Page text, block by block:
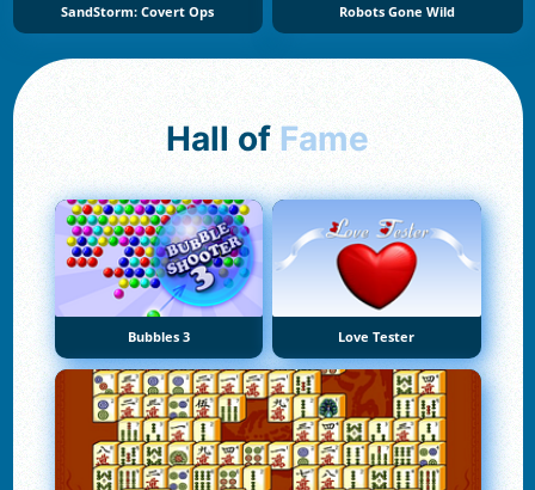
SandStorm: Covert Ops Robots Gone Wild
Hall of Fame
Bubbles 3 Love Tester